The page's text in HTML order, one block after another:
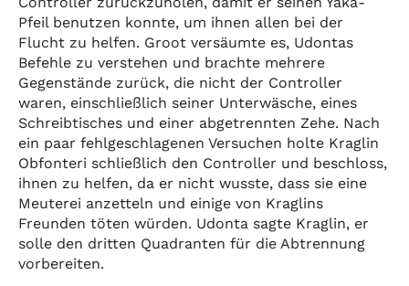
Pfeil benutzen konnte, um ihnen allen bei der
Flucht zu helfen. Groot versäumte es, Udontas
Befehle zu verstehen und brachte mehrere
Gegenstände zurück, die nicht der Controller
waren, einschließlich seiner Unterwäsche, eines
Schreibtisches und einer abgetrennten Zehe. Nach
ein paar fehlgeschlagenen Versuchen holte Kraglin
Obfonteri schließlich den Controller und beschloss,
ihnen zu helfen, da er nicht wusste, dass sie eine
Meuterei anzetteln und einige von Kraglins
Freunden töten würden. Udonta sagte Kraglin, er
solle den dritten Quadranten für die Abtrennung
vorbereiten.